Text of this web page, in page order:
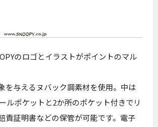
のロゴとイラストがポイントのマル
を与えるヌバック調素材を使用。中は
ルポケットと2か所のポケット付きでリ
責証明書などの保管が可能です。電子